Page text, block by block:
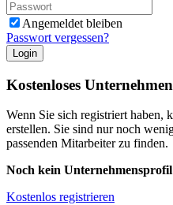
Angemeldet bleiben
Passwort vergessen?
Login
Kostenloses
Wenn Sie sich registriert haben,
erstellen. Sie sind nur noch
passenden Mitarbeiter zu finden.
Noch kein
Kostenlos registrieren